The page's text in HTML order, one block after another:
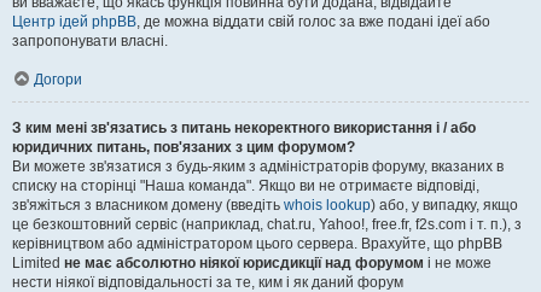
Центр ідей phpBB, де можна віддати свій голос за вже подані ідеї або
запропонувати власні.
Догори
З ким мені зв'язатись з питань некоректного використання і / або
юридичних питань, пов'язаних з цим форумом?
Ви можете зв'язатися з будь-яким з адміністраторів форуму, вказаних в
списку на сторінці "Наша команда". Якщо ви не отримаєте відповіді,
зв'яжіться з власником домену (введіть whois lookup) або, у випадку, якщо
це безкоштовний сервіс (наприклад, chat.ru, Yahoo!, free.fr, f2s.com і т. п.), з
керівництвом або адміністратором цього сервера. Врахуйте, що phpBB
Limited не має абсолютно ніякої юрисдикції над форумом і не може
нести ніякої відповідальності за те, ким і як даний форум